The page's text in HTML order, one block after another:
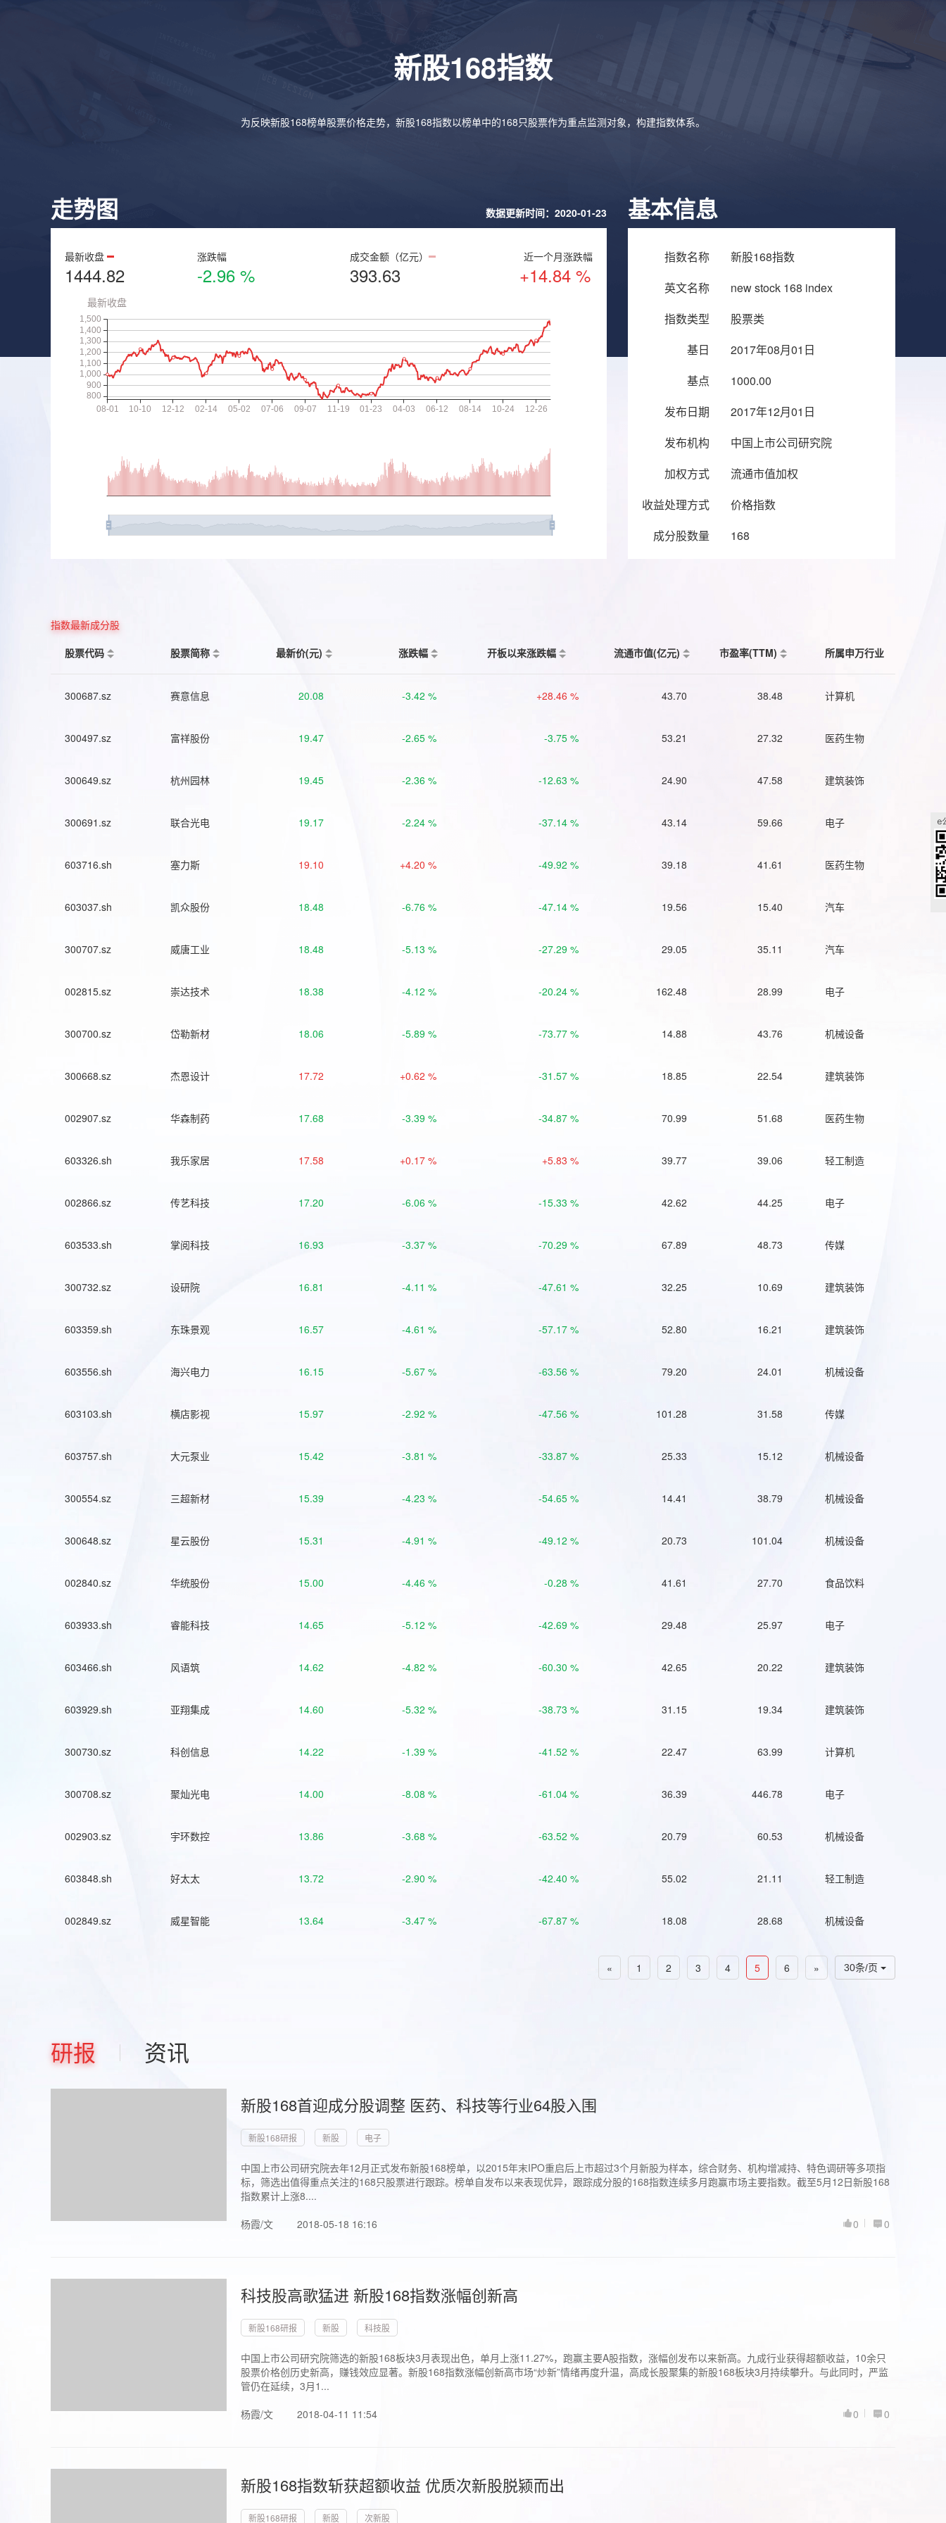
新股168指数
为反映新股168榜单股票价格走势，新股168指数以榜单中的168只股票作为重点监测对象，构建指数体系。
走势图 数据更新时间：2020-01-23
最新收盘
1444.82
涨跌幅
-2.96 %
成交金额（亿元）
393.63
近一个月涨跌幅
+14.84 %
基本信息
指数名称
新股168指数
英文名称
new stock 168 index
指数类型
股票类
基日
2017年08月01日
基点
1000.00
发布日期
2017年12月01日
发布机构
中国上市公司研究院
加权方式
流通市值加权
收益处理方式
价格指数
成分股数量
168
指数最新成分股
股票代码
股票简称 最新价(元) 涨跌幅 开板以来涨跌幅 流通市值(亿元) 市盈率(TTM) 所属申万行业
300687.sz 赛意信息 20.08 -3.42 % +28.46 % 43.70 38.48 计算机
300497.sz 富祥股份 19.47 -2.65 % -3.75 % 53.21 27.32 医药生物
300649.sz 杭州园林 19.45 -2.36 % -12.63 % 24.90 47.58 建筑装饰
300691.sz 联合光电 19.17 -2.24 % -37.14 % 43.14 59.66 电子
603716.sh 塞力斯 19.10 +4.20 % -49.92 % 39.18 41.61 医药生物
603037.sh 凯众股份 18.48 -6.76 % -47.14 % 19.56 15.40 汽车
300707.sz 威唐工业 18.48 -5.13 % -27.29 % 29.05 35.11 汽车
002815.sz 崇达技术 18.38 -4.12 % -20.24 % 162.48 28.99 电子
300700.sz 岱勒新材 18.06 -5.89 % -73.77 % 14.88 43.76 机械设备
300668.sz 杰恩设计 17.72 +0.62 % -31.57 % 18.85 22.54 建筑装饰
002907.sz 华森制药 17.68 -3.39 % -34.87 % 70.99 51.68 医药生物
603326.sh 我乐家居 17.58 +0.17 % +5.83 % 39.77 39.06 轻工制造
002866.sz 传艺科技 17.20 -6.06 % -15.33 % 42.62 44.25 电子
603533.sh 掌阅科技 16.93 -3.37 % -70.29 % 67.89 48.73 传媒
300732.sz 设研院 16.81 -4.11 % -47.61 % 32.25 10.69 建筑装饰
603359.sh 东珠景观 16.57 -4.61 % -57.17 % 52.80 16.21 建筑装饰
603556.sh 海兴电力 16.15 -5.67 % -63.56 % 79.20 24.01 机械设备
603103.sh 横店影视 15.97 -2.92 % -47.56 % 101.28 31.58 传媒
603757.sh 大元泵业 15.42 -3.81 % -33.87 % 25.33 15.12 机械设备
300554.sz 三超新材 15.39 -4.23 % -54.65 % 14.41 38.79 机械设备
300648.sz 星云股份 15.31 -4.91 % -49.12 % 20.73 101.04 机械设备
002840.sz 华统股份 15.00 -4.46 % -0.28 % 41.61 27.70 食品饮料
603933.sh 睿能科技 14.65 -5.12 % -42.69 % 29.48 25.97 电子
603466.sh 风语筑 14.62 -4.82 % -60.30 % 42.65 20.22 建筑装饰
603929.sh 亚翔集成 14.60 -5.32 % -38.73 % 31.15 19.34 建筑装饰
300730.sz 科创信息 14.22 -1.39 % -41.52 % 22.47 63.99 计算机
300708.sz 聚灿光电 14.00 -8.08 % -61.04 % 36.39 446.78 电子
002903.sz 宇环数控 13.86 -3.68 % -63.52 % 20.79 60.53 机械设备
603848.sh 好太太 13.72 -2.90 % -42.40 % 55.02 21.11 轻工制造
002849.sz 威星智能 13.64 -3.47 % -67.87 % 18.08 28.68 机械设备
30条/页
« 1 2 3 4 5 6 »
研报 资讯
新股168首迎成分股调整 医药、科技等行业64股入围
新股168研报 新股 电子
中国上市公司研究院去年12月正式发布新股168榜单，以2015年末IPO重启后上市超过3个月新股为样本，综合财务、机构增减持、特色调研等多项指
标，筛选出值得重点关注的168只股票进行跟踪。榜单自发布以来表现优异，跟踪成分股的168指数连续多月跑赢市场主要指数。截至5月12日新股168
指数累计上涨8....
杨霞/文
2018-05-18 16:16 0
0
科技股高歌猛进 新股168指数涨幅创新高
新股168研报 新股 科技股
中国上市公司研究院筛选的新股168板块3月表现出色，单月上涨11.27%，跑赢主要A股指数，涨幅创发布以来新高。九成行业获得超额收益，10余只
股票价格创历史新高，赚钱效应显著。新股168指数涨幅创新高市场“炒新”情绪再度升温，高成长股聚集的新股168板块3月持续攀升。与此同时，严监
管仍在延续，3月1...
杨霞/文
2018-04-11 11:54 0
0
新股168指数斩获超额收益 优质次新股脱颍而出
新股168研报 新股 次新股